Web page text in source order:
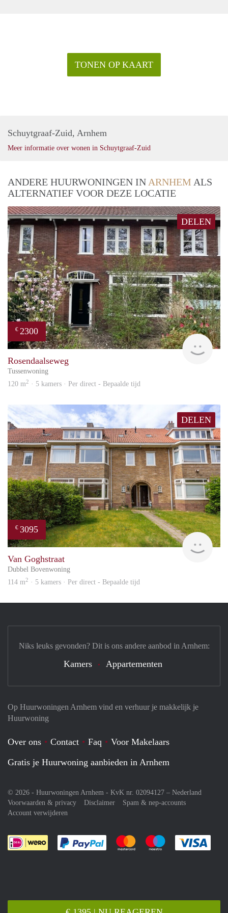
TONEN OP KAART
Schuytgraaf-Zuid, Arnhem
Meer informatie over wonen in Schuytgraaf-Zuid
ANDERE HUURWONINGEN IN ARNHEM ALS
ALTERNATIEF VOOR DEZE LOCATIE
DELEN
€ 2300
Blinq
Rosendaalseweg
Tussenwoning
120 m2 · 5 kamers · Per direct - Bepaalde tijd
DELEN
€ 3095
Blinq
Van Goghstraat
Dubbel Bovenwoning
114 m2 · 5 kamers · Per direct - Bepaalde tijd
Op Huurwoningen Arnhem vind en verhuur je makkelijk je
Huurwoning
Over ons Contact Faq
Voor Makelaars
Gratis je Huurwoning aanbieden in Arnhem
© 2026 - Huurwoningen Arnhem - KvK nr. 02094127 – Nederland
Voorwaarden & privacy
Disclaimer
Spam & nep-accounts
Account verwijderen
Je rekent gemakkelijk af met Paypal
Je rekent gemakkelijk af met
Je rekent
Niks leuks gevonden? Dit is ons andere aanbod in Arnhem:
Kamers Appartementen